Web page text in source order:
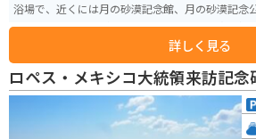
浴場で、近くには月の砂漠記念館、月の砂漠記念
りフォトスポットがたくさんあるので、写真を撮
詳しく見る
ロペス・メキシコ大統領来訪記念